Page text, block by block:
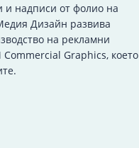
и надписи от фолио на
Дизайн развива
на рекламни
Graphics, което